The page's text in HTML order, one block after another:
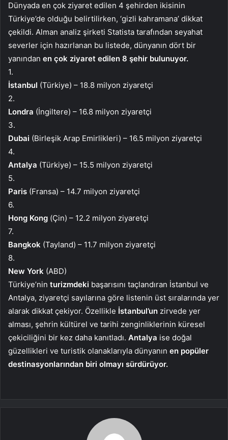
Dünyada en çok ziyaret edilen 4 şehirden ikisinin
Türkiye’de olduğu belirtilirken, ‘gizli kahramana’ dikkat
çekildi. Alman analiz şirketi Statista tarafından seyahat
severler için hazırlanan bu listede, dünyanın dört bir
yanından en çok ziyaret edilen 8 şehir bulunuyor.
1.
İstanbul (Türkiye) – 18.8 milyon ziyaretçi
2.
Londra (İngiltere) – 16.8 milyon ziyaretçi
3.
Dubai (Birleşik Arap Emirlikleri) – 16.5 milyon ziyaretçi
4.
Antalya (Türkiye) – 15.5 milyon ziyaretçi
5.
Paris (Fransa) – 14.7 milyon ziyaretçi
6.
Hong Kong (Çin) – 12.2 milyon ziyaretçi
7.
Bangkok (Tayland) – 11.7 milyon ziyaretçi
8.
New York (ABD)
Türkiye’nin turizmdeki başarısını taçlandıran İstanbul ve
Antalya, ziyaretçi sayılarına göre listenin üst sıralarında yer
alarak dikkat çekiyor. Özellikle İstanbul’un zirvede yer
alması, şehrin kültürel ve tarihi zenginliklerinin küresel
çekiciliğini bir kez daha kanıtladı. Antalya ise doğal
güzellikleri ve turistik olanaklarıyla dünyanın en popüler
destinasyonlarından biri olmayı sürdürüyor.